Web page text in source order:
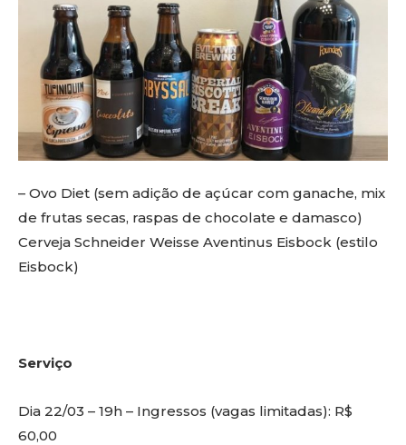
– Ovo Diet (sem adição de açúcar com ganache, mix
de frutas secas, raspas de chocolate e damasco)
Cerveja Schneider Weisse Aventinus Eisbock (estilo
Eisbock)
Serviço
Dia 22/03 – 19h – Ingressos (vagas limitadas): R$
60,00